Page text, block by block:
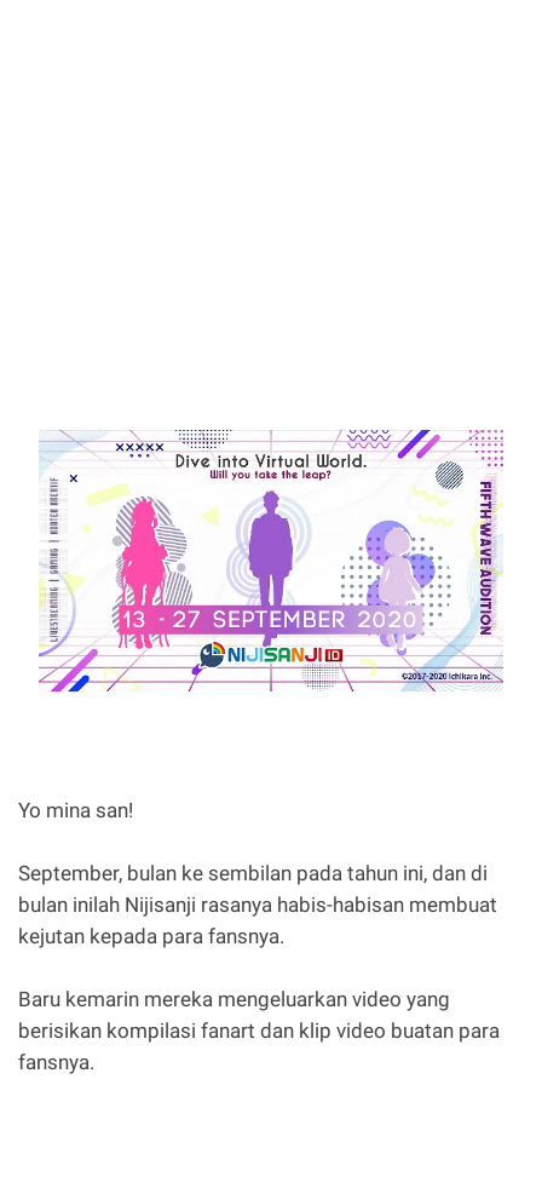
Yo mina san!
September, bulan ke sembilan pada tahun ini, dan di
bulan inilah Nijisanji rasanya habis-habisan membuat
kejutan kepada para fansnya.
Baru kemarin mereka mengeluarkan video yang
berisikan kompilasi fanart dan klip video buatan para
fansnya.